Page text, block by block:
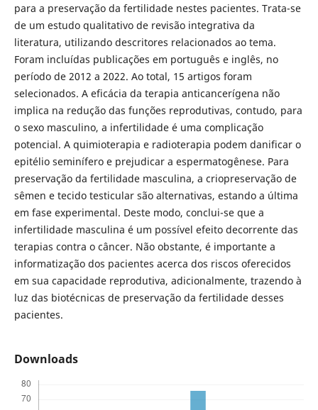
para a preservação da fertilidade nestes pacientes. Trata-se
de um estudo qualitativo de revisão integrativa da
literatura, utilizando descritores relacionados ao tema.
Foram incluídas publicações em português e inglês, no
período de 2012 a 2022. Ao total, 15 artigos foram
selecionados. A eficácia da terapia anticancerígena não
implica na redução das funções reprodutivas, contudo, para
o sexo masculino, a infertilidade é uma complicação
potencial. A quimioterapia e radioterapia podem danificar o
epitélio seminífero e prejudicar a espermatogênese. Para
preservação da fertilidade masculina, a criopreservação de
sêmen e tecido testicular são alternativas, estando a última
em fase experimental. Deste modo, conclui-se que a
infertilidade masculina é um possível efeito decorrente das
terapias contra o câncer. Não obstante, é importante a
informatização dos pacientes acerca dos riscos oferecidos
em sua capacidade reprodutiva, adicionalmente, trazendo à
luz das biotécnicas de preservação da fertilidade desses
pacientes.
Downloads